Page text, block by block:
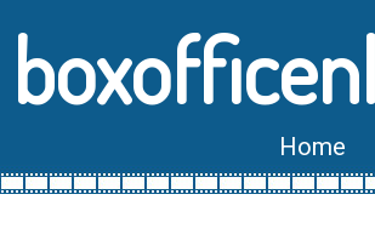
boxofficenl
Home